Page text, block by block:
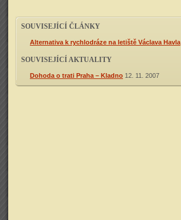
SOUVISEJÍCÍ ČLÁNKY
Alternativa k rychlodráze na letiště Václava Havla
SOUVISEJÍCÍ AKTUALITY
Dohoda o trati Praha – Kladno 12. 11. 2007